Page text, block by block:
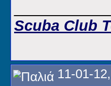
Scuba Club
11-01-